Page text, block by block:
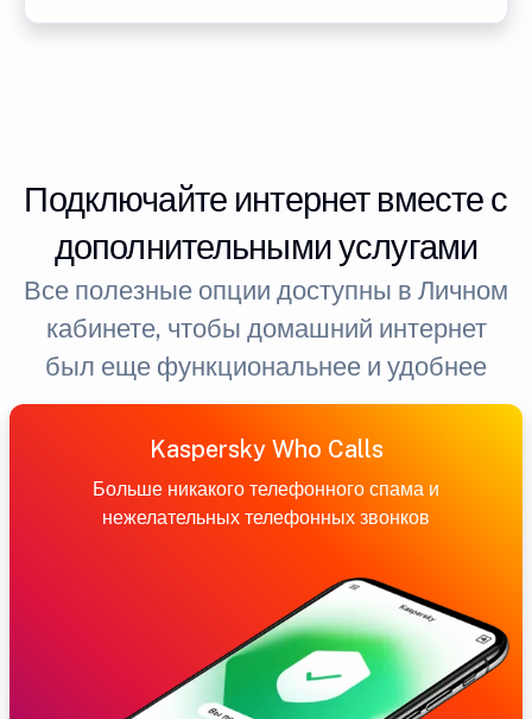
Подключайте интернет вместе с
дополнительными услугами
Все полезные опции доступны в Личном
кабинете, чтобы домашний интернет
был еще функциональнее и удобнее
Kaspersky Who Calls
Больше никакого телефонного спама и
нежелательных телефонных звонков